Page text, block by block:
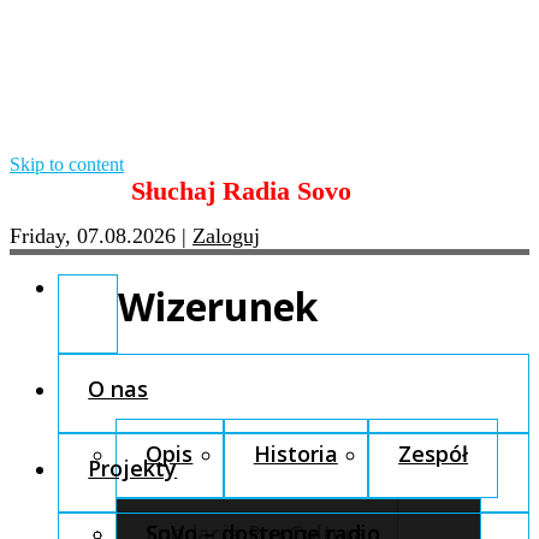
Skip to content
Słuchaj Radia Sovo
Friday, 07.08.2026 | Zaloguj
O nas
Opis Historia Zespół
Fundacja Pro Cultura
Projekty
SoVo – dostępne radio
Wizerunek